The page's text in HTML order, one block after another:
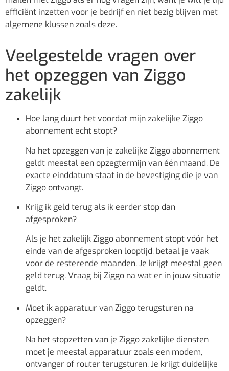
efficiënt inzetten voor je bedrijf en niet bezig blijven met
algemene klussen zoals deze.
Veelgestelde vragen over
het opzeggen van Ziggo
zakelijk
Hoe lang duurt het voordat mijn zakelijke Ziggo
abonnement echt stopt?
Na het opzeggen van je zakelijke Ziggo abonnement
geldt meestal een opzegtermijn van één maand. De
exacte einddatum staat in de bevestiging die je van
Ziggo ontvangt.
Krijg ik geld terug als ik eerder stop dan
afgesproken?
Als je het zakelijk Ziggo abonnement stopt vóór het
einde van de afgesproken looptijd, betaal je vaak
voor de resterende maanden. Je krijgt meestal geen
geld terug. Vraag bij Ziggo na wat er in jouw situatie
geldt.
Moet ik apparatuur van Ziggo terugsturen na
opzeggen?
Na het stopzetten van je Ziggo zakelijke diensten
moet je meestal apparatuur zoals een modem,
ontvanger of router terugsturen. Je krijgt duidelijke